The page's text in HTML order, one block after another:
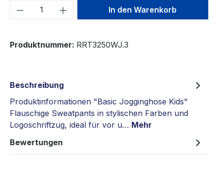
Produkt Anzahl: Gib denIn den Warenkorb
Produktnummer: RRT3250WJ.3
Beschreibung
Produktinformationen "Basic Jogginghose Kids"
Flauschige Sweatpants in stylischen Farben und
Logoschriftzug, ideal für vor u… Mehr
Bewertungen